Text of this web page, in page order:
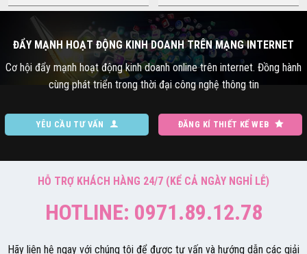
ĐẨY MẠNH HOẠT ĐỘNG KINH DOANH TRÊN MẠNG INTERNET
Cơ hội đẩy mạnh hoạt động kinh doanh online trên internet. Đồng hành
cùng phát triển trong thời đại công nghệ thông tin
YÊU CẦU TƯ VẤN ĐĂNG KÍ THIẾT KẾ WEB
HỖ TRỢ KHÁCH HÀNG 24/7 (KỂ CẢ NGÀY NGHỈ LỄ)
HOTLINE: 0971.89.12.78
Hãy liên hệ ngay với chúng tôi để được tư vấn và hướng dẫn các giải